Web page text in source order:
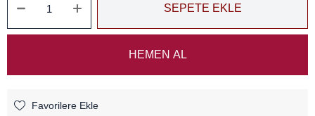
Favorilere Ekle